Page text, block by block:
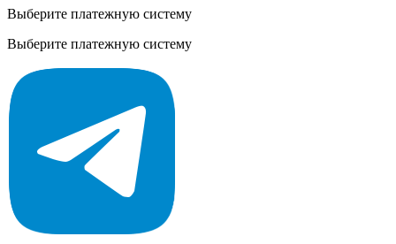
Выберите платежную систему
Выберите платежную систему